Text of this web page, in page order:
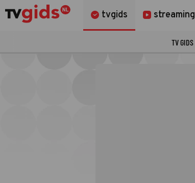
tvgids streaming
TV GIDS